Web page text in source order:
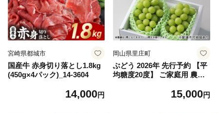
宮崎県都城市
国産牛 赤身切り落とし1.8kg
(450g×4パック)_14-3604
14,000円
岡山県里庄町
ぶどう 2026年 先行予約 【平
均糖度20度】 ご家庭用 農家
ット 2～3房 合計約1.2kg ブ
15,000円